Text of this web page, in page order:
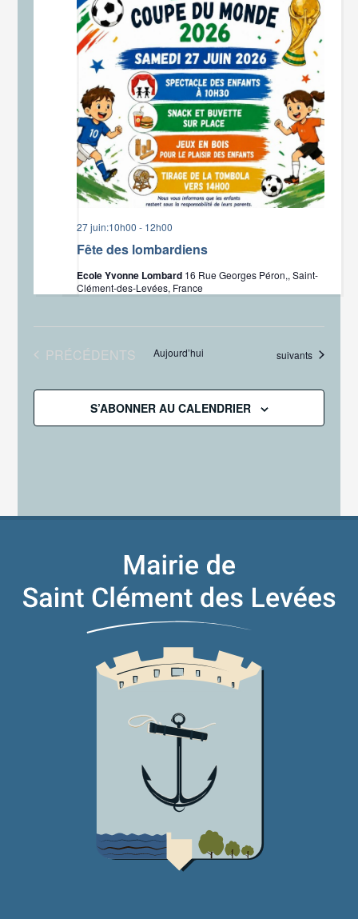
Fête des lombardiens
27 juin:10h00 - 12h00
Ecole Yvonne Lombard 16 Rue Georges Péron,, Saint-
Clément-des-Levées, France
ÉVÈNEMENTS
PRÉCÉDENTS Aujourd’hui Évènements
suivants
S’ABONNER AU CALENDRIER